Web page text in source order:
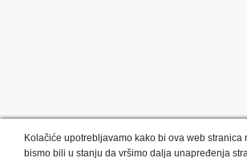
Kolačiće upotrebljavamo kako bi ova web stranica
bismo bili u stanju da vršimo dalja unapređenja